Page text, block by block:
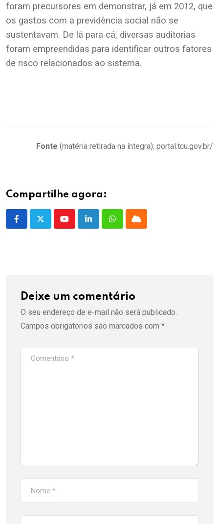
foram precursores em demonstrar, já em 2012, que
os gastos com a previdência social não se
sustentavam. De lá para cá, diversas auditorias
foram empreendidas para identificar outros fatores
de risco relacionados ao sistema.
Fonte (matéria retirada na íntegra): portal.tcu.gov.br/
Compartilhe agora:
YoutubeLinkedInWhatsappCloud
Deixe um comentário
O seu endereço de e-mail não será publicado.
Campos obrigatórios são marcados com *